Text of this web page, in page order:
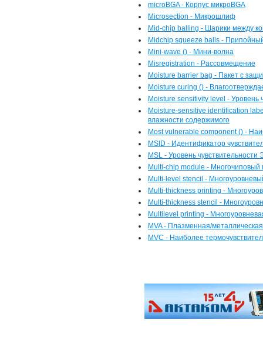
microBGA - Корпус микроBGA
Microsection - Микрошлиф
Mid-chip balling - Шарики между
Midchip squeeze balls -
Mini-wave () - Мини-волна
Misregistration - Рассовмещение
Moisture barrier bag - Пакет с
Moisture curing () -
Moisture sensitivity level - Уровень
Moisture-sensitive identification
влажности содержимого
Most vulnerable component () -
MSID - Идентификатор
MSL - Уровень чувствительности
Multi-chip module - Многочиповый
Multi-level stencil -
Multi-thickness printing -
Multi-thickness stencil -
Multilevel printing -
MVA - Плазменная/
MVC - Наиболее